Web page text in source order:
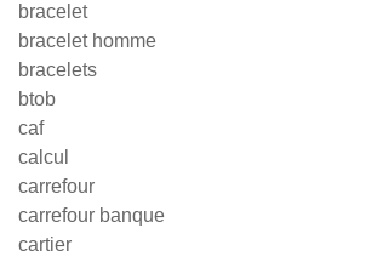
bracelet
bracelet homme
bracelets
btob
caf
calcul
carrefour
carrefour banque
cartier